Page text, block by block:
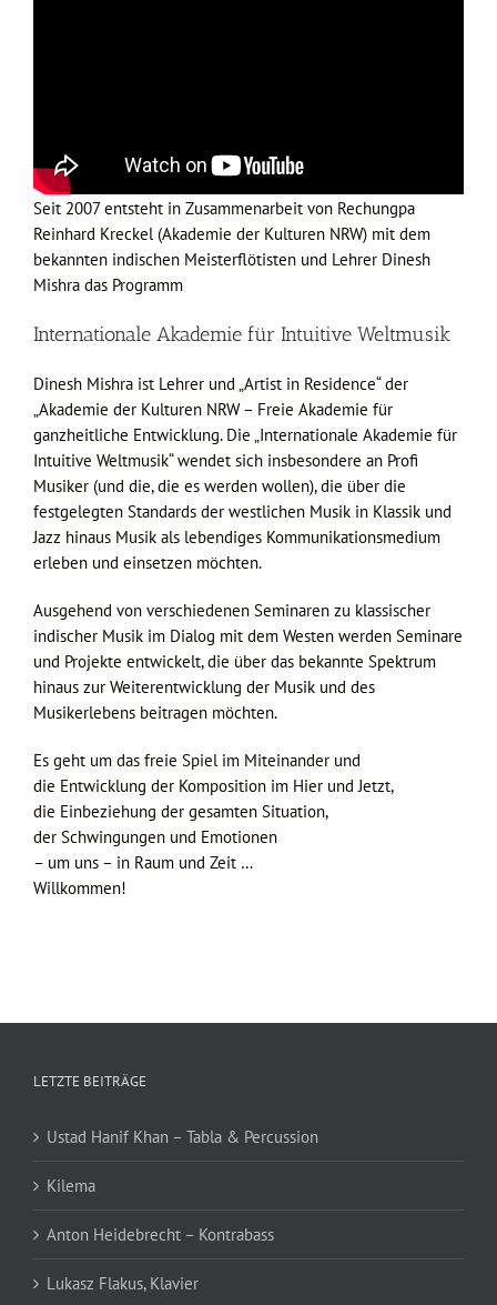
Seit 2007 entsteht in Zusammenarbeit von Rechungpa
Reinhard Kreckel (Akademie der Kulturen NRW) mit dem
bekannten indischen Meisterflötisten und Lehrer Dinesh
Mishra das Programm
Internationale Akademie für Intuitive Weltmusik
Dinesh Mishra ist Lehrer und „Artist in Residence“ der
„Akademie der Kulturen NRW – Freie Akademie für
ganzheitliche Entwicklung. Die „Internationale Akademie für
Intuitive Weltmusik“ wendet sich insbesondere an Profi
Musiker (und die, die es werden wollen), die über die
festgelegten Standards der westlichen Musik in Klassik und
Jazz hinaus Musik als lebendiges Kommunikationsmedium
erleben und einsetzen möchten.
Ausgehend von verschiedenen Seminaren zu klassischer
indischer Musik im Dialog mit dem Westen werden Seminare
und Projekte entwickelt, die über das bekannte Spektrum
hinaus zur Weiterentwicklung der Musik und des
Musikerlebens beitragen möchten.
Es geht um das freie Spiel im Miteinander und
die Entwicklung der Komposition im Hier und Jetzt,
die Einbeziehung der gesamten Situation,
der Schwingungen und Emotionen
– um uns – in Raum und Zeit …
Willkommen!
LETZTE BEITRÄGE
Ustad Hanif Khan – Tabla & Percussion
Kilema
Anton Heidebrecht – Kontrabass
Lukasz Flakus, Klavier